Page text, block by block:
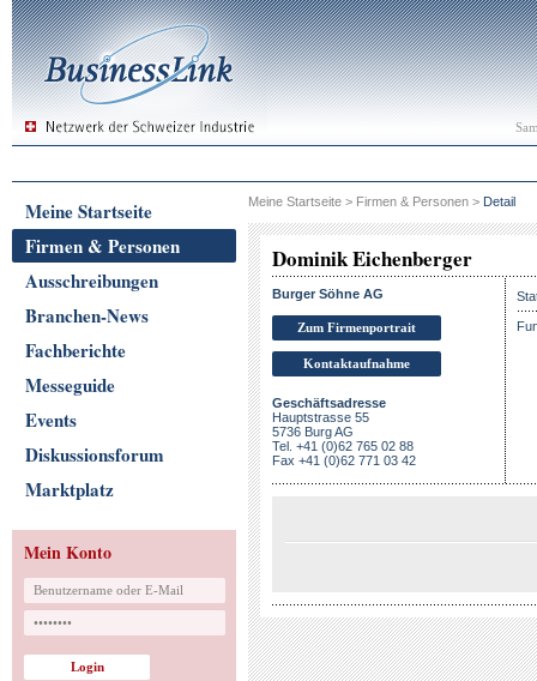
Meine Startseite
Firmen & Personen
Ausschreibungen
Branchen-News
Fachberichte
Messeguide
Events
Diskussionsforum
Marktplatz
Mein Konto
Meine Startseite > Firmen & Personen > Detail
Dominik Eichenberger
Burger Söhne AG
Zum Firmenportrait
Kontaktaufnahme
Geschäftsadresse
Hauptstrasse 55
5736 Burg AG
Tel. +41 (0)62 765 02 88
Fax +41 (0)62 771 03 42